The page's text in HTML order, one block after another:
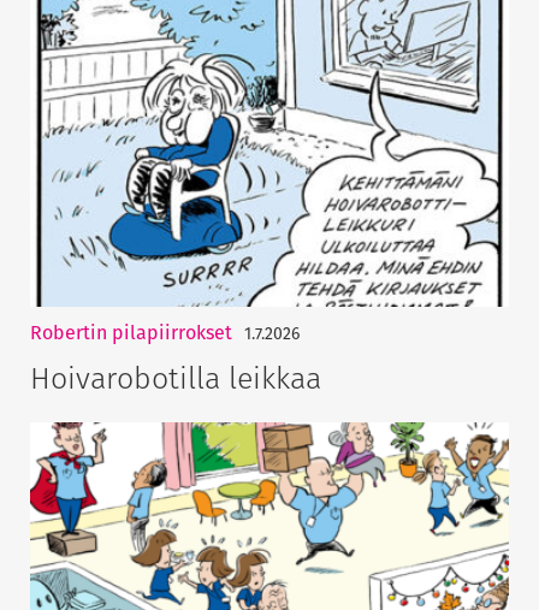
Robertin pilapiirrokset 1.7.2026
Hoivarobotilla leikkaa